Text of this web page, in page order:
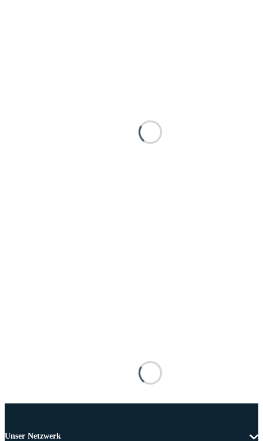
Unser Netzwerk